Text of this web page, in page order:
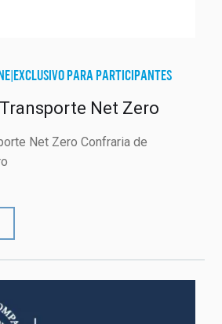
|EXCLUSIVO PARA PARTICIPANTES
Net Zero
Net Zero Confraria de